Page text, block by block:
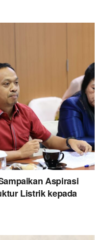
Aspirasi
Listrik kepada